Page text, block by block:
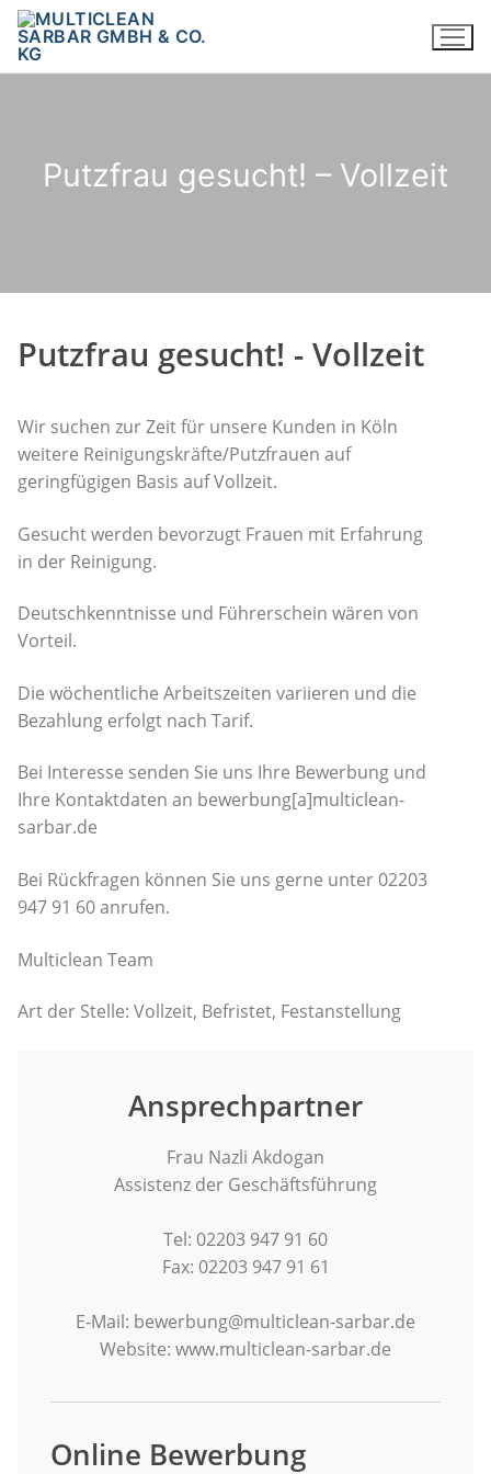
Putzfrau gesucht! – Vollzeit
Putzfrau gesucht! - Vollzeit
Wir suchen zur Zeit für unsere Kunden in Köln
weitere Reinigungskräfte/Putzfrauen auf
geringfügigen Basis auf Vollzeit.
Gesucht werden bevorzugt Frauen mit Erfahrung
in der Reinigung.
Deutschkenntnisse und Führerschein wären von
Vorteil.
Die wöchentliche Arbeitszeiten variieren und die
Bezahlung erfolgt nach Tarif.
Bei Interesse senden Sie uns Ihre Bewerbung und
Ihre Kontaktdaten an bewerbung[a]multiclean-
sarbar.de
Bei Rückfragen können Sie uns gerne unter 02203
947 91 60 anrufen.
Multiclean Team
Art der Stelle: Vollzeit, Befristet, Festanstellung
Ansprechpartner
Frau Nazli Akdogan
Assistenz der Geschäftsführung
Tel: 02203 947 91 60
Fax: 02203 947 91 61
E-Mail: bewerbung@multiclean-sarbar.de
Website: www.multiclean-sarbar.de
Online Bewerbung